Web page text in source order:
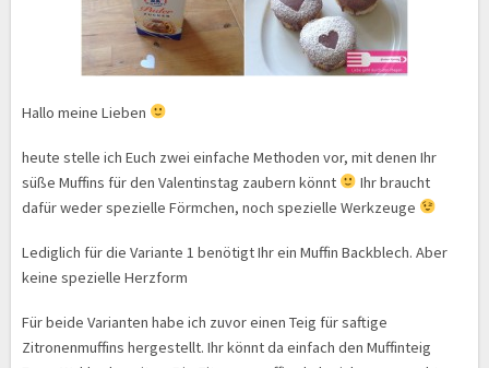
Hallo meine Lieben
heute stelle ich Euch zwei einfache Methoden vor, mit denen Ihr
süße Muffins für den Valentinstag zaubern könnt
Ihr braucht
dafür weder spezielle Förmchen, noch spezielle Werkzeuge
Lediglich für die Variante 1 benötigt Ihr ein Muffin Backblech. Aber
keine spezielle Herzform
Für beide Varianten habe ich zuvor einen Teig für saftige
Zitronenmuffins hergestellt. Ihr könnt da einfach den Muffinteig